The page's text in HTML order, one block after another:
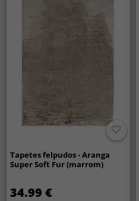
Tapetes felpudos - Aranga
Super Soft Fur (marrom)
34.99 €